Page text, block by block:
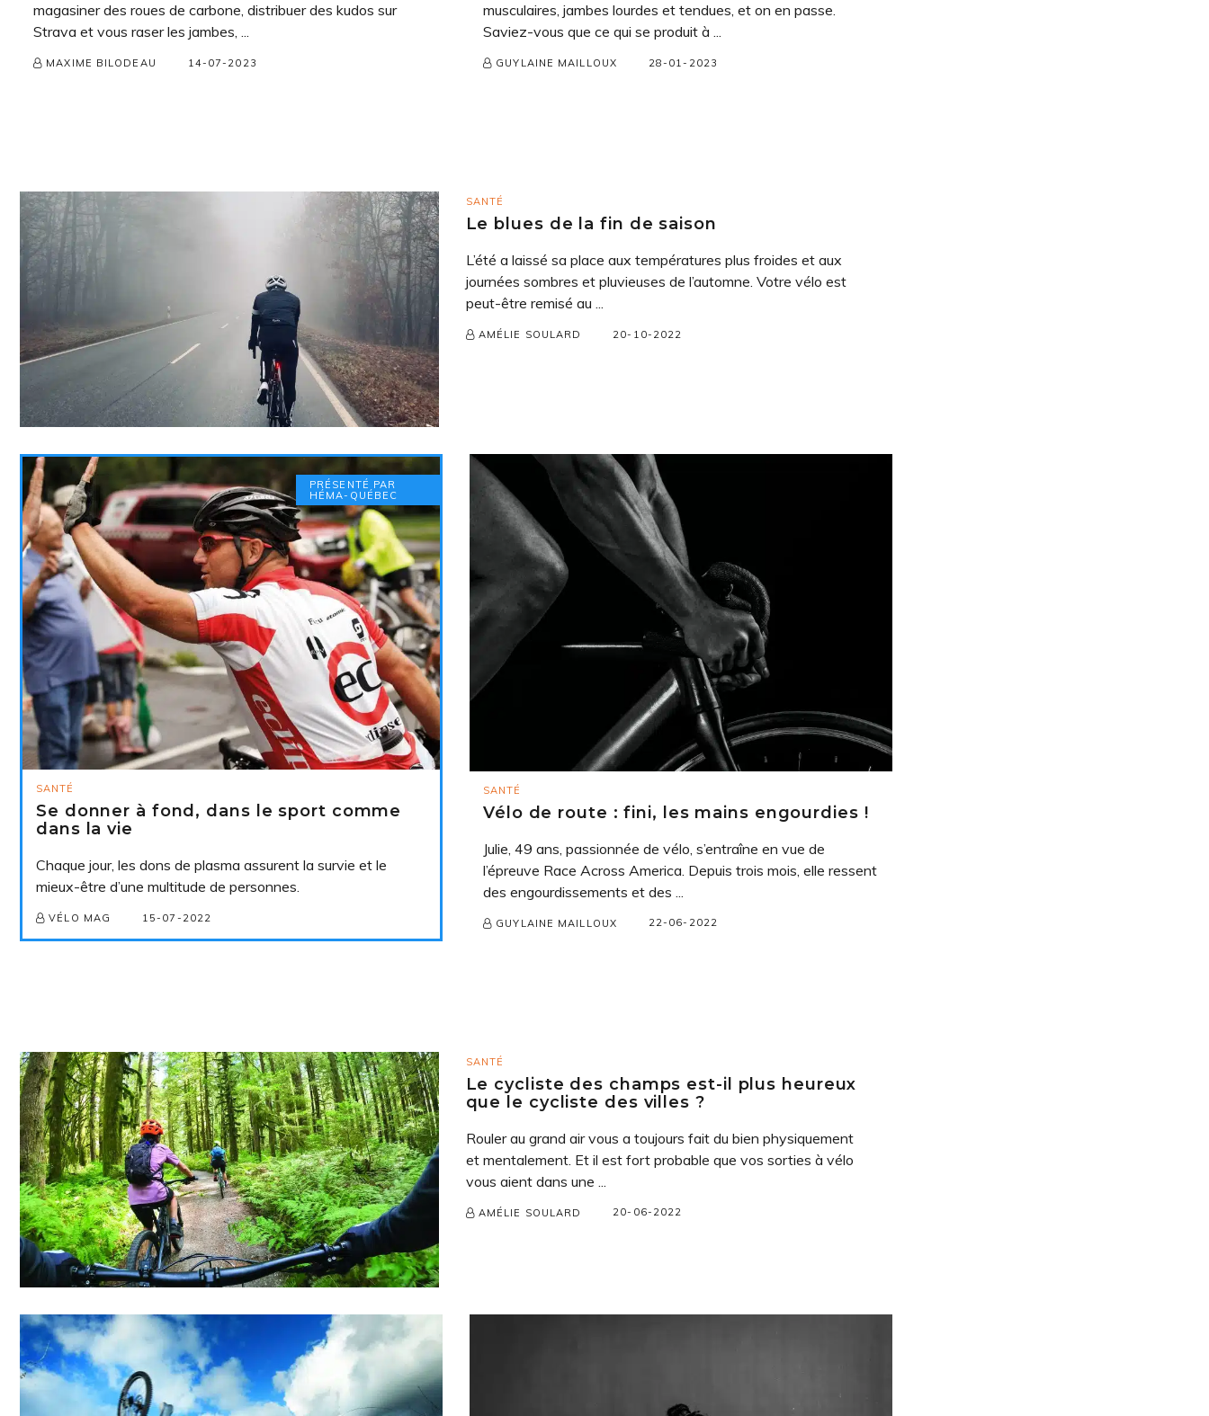
magasiner des roues de carbone, distribuer des kudos sur
Strava et vous raser les jambes, ...
MAXIME BILODEAU 14-07-2023
musculaires, jambes lourdes et tendues, et on en passe.
Saviez-vous que ce qui se produit à ...
GUYLAINE MAILLOUX 28-01-2023
SANTÉ
Le blues de la fin de saison
L’été a laissé sa place aux températures plus froides et aux
journées sombres et pluvieuses de l’automne. Votre vélo est
peut-être remisé au ...
AMÉLIE SOULARD 20-10-2022
PRÉSENTÉ PAR
HÉMA-QUÉBEC
SANTÉ
Se donner à fond, dans le sport comme
dans la vie
Chaque jour, les dons de plasma assurent la survie et le
mieux-être d’une multitude de personnes.
VÉLO MAG 15-07-2022
SANTÉ
Vélo de route : fini, les mains engourdies !
Julie, 49 ans, passionnée de vélo, s’entraîne en vue de
l’épreuve Race Across America. Depuis trois mois, elle ressent
des engourdissements et des ...
GUYLAINE MAILLOUX 22-06-2022
SANTÉ
Le cycliste des champs est-il plus heureux
que le cycliste des villes ?
Rouler au grand air vous a toujours fait du bien physiquement
et mentalement. Et il est fort probable que vos sorties à vélo
vous aient dans une ...
AMÉLIE SOULARD 20-06-2022